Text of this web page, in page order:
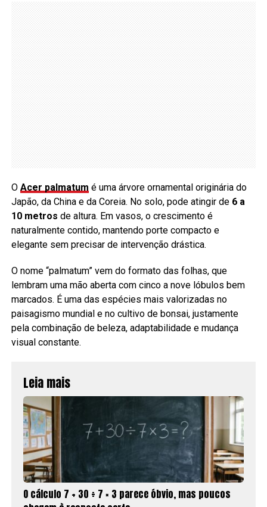
O Acer palmatum é uma árvore ornamental originária do
Japão, da China e da Coreia. No solo, pode atingir de 6 a
10 metros de altura. Em vasos, o crescimento é
naturalmente contido, mantendo porte compacto e
elegante sem precisar de intervenção drástica.
O nome “palmatum” vem do formato das folhas, que
lembram uma mão aberta com cinco a nove lóbulos bem
marcados. É uma das espécies mais valorizadas no
paisagismo mundial e no cultivo de bonsai, justamente
pela combinação de beleza, adaptabilidade e mudança
visual constante.
Leia mais
O cálculo 7 + 30 ÷ 7 × 3 parece óbvio, mas poucos